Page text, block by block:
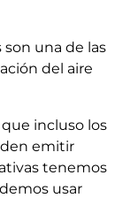
una de las
del aire
incluso los
emitir
tenemos
usar